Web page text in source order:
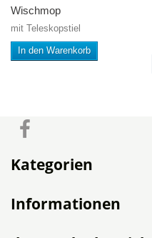
Wischmop
mit Teleskopstiel
In den Warenkorb
Kategorien
Informationen